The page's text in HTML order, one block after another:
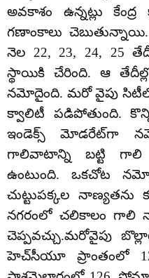
అవకాశం ఉన్నట్లు
గణాంకాలు
నెల 22, 23, 24, 25
స్థాయికి చేరింది. ఆ
నమోదైంది. మరో వైపు
క్వాలిటీ పడిపోతుంది.
ఇండెక్స్ మోడరేట్‌గా
గాలివాటాన్ని బట్టి గాలి
ఉంటుంది. ఒకచోట
చుట్టుపక్కల
నగరంలో చలికాలం గాలి
చెప్పవచ్చు.మరోవైపు
హెచ్‌సీయూ ప్రాంతంలో